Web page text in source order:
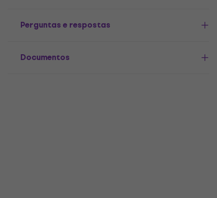
Perguntas e respostas
Documentos